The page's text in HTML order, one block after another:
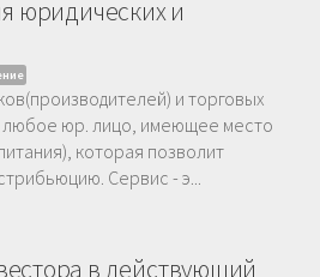
юридических и
и торговых
любое юр. лицо, имеющее место
которая позволит
Сервис - э...
в действующий